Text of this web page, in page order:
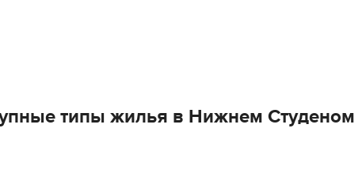
типы жилья в Нижнем Студеном